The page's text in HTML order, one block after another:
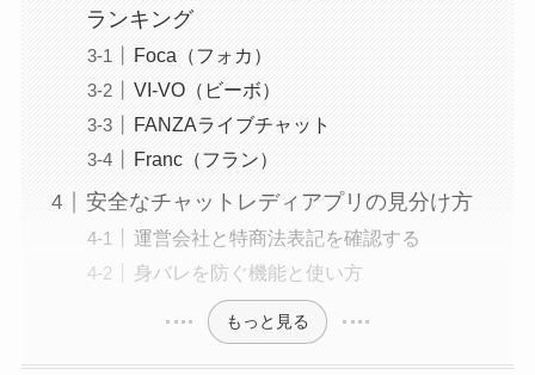
ランキング
Foca（フォカ）
VI-VO（ビーボ）
FANZAライブチャット
Franc（フラン）
安全なチャットレディアプリの見分け方
運営会社と特商法表記を確認する
身バレを防ぐ機能と使い方
もっと見る